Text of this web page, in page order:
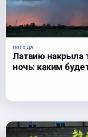
ПОГОДА
Латвию накрыла
ночь: каким